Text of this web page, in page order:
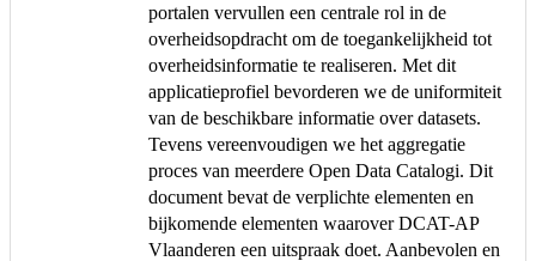
portalen vervullen een centrale rol in de
overheidsopdracht om de toegankelijkheid tot
overheidsinformatie te realiseren. Met dit
applicatieprofiel bevorderen we de uniformiteit
van de beschikbare informatie over datasets.
Tevens vereenvoudigen we het aggregatie
proces van meerdere Open Data Catalogi. Dit
document bevat de verplichte elementen en
bijkomende elementen waarover DCAT-AP
Vlaanderen een uitspraak doet. Aanbevolen en